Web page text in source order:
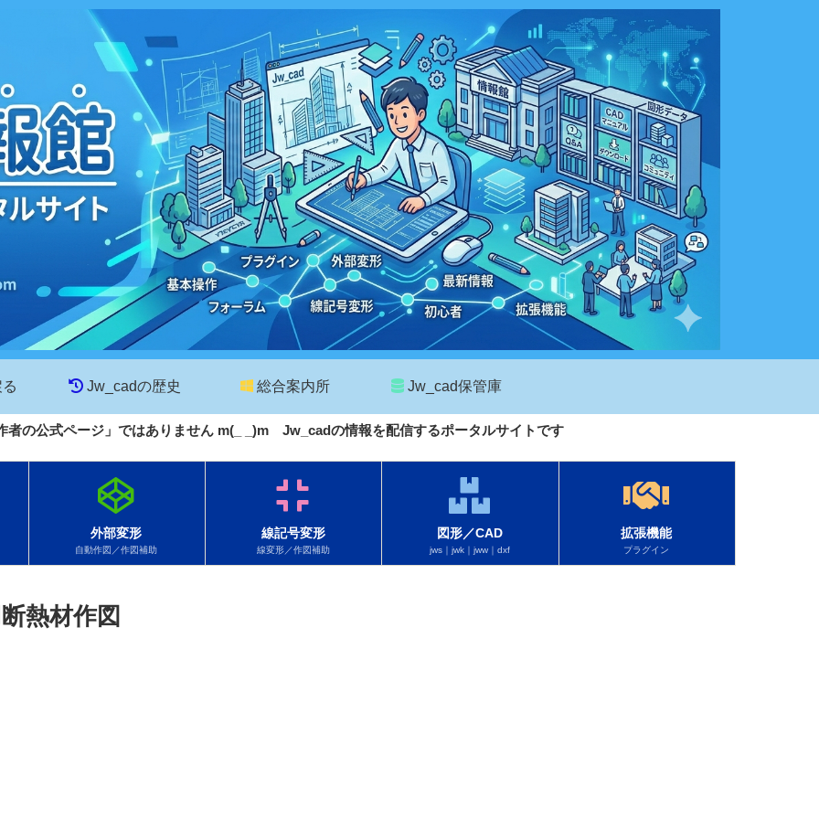
Jw_cadの歴史 総合案内所 Jw_cad保管庫
者の公式ページ」ではありません m(_ _)m Jw_cadの情報を配信するポータルサイトです
外部変形
自動作図／作図補助
線記号変形
線変形／作図補助
図形／CAD
jws｜jwk｜jww｜dxf
拡張機能
プラグイン
熱材作図